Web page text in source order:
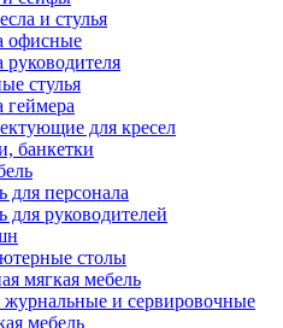
и стулья
офисные
руководителя
стулья
геймера
для кресел
банкетки
для персонала
для руководителей
столы
мягкая мебель
и сервировочные
мебель